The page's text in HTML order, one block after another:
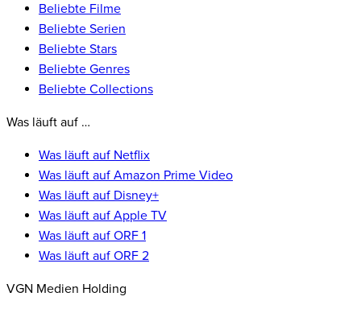
Beliebte Filme
Beliebte Serien
Beliebte Stars
Beliebte Genres
Beliebte Collections
Was läuft auf …
Was läuft auf Netflix
Was läuft auf Amazon Prime Video
Was läuft auf Disney+
Was läuft auf Apple TV
Was läuft auf ORF 1
Was läuft auf ORF 2
VGN Medien Holding